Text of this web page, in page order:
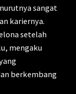
sangat
kariernya.
setelah
mengaku
berkembang